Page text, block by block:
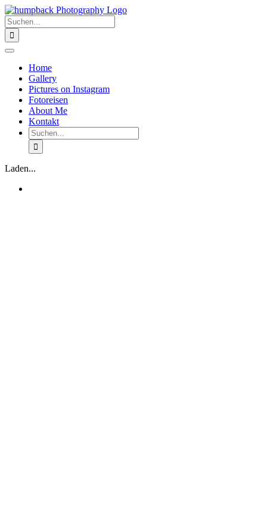
Zum
Inhalt
springen
Suche
nach:
Toggle
NavigationHome
Gallery
Pictures on Instagram
Fotoreisen
About Me
Kontakt
Suche
nach:
Laden...